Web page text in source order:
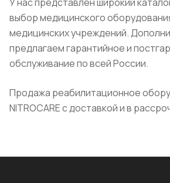
выбор медицинского
медицинских учреждений.
предлагаем гарантийное и
обслуживание по всей России.
Продажа реабилитационное
NITROCARE с доставкой и в